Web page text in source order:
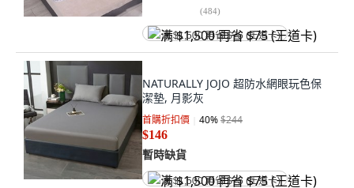
(484)
满 $1,500 再省 $75 (王道卡)
NATURALLY JOJO 超防水網眼玩色保
潔墊, 月影灰
首購折扣價 40%$244
$146
暫時缺貨
满 $1,500 再省 $75 (王道卡)